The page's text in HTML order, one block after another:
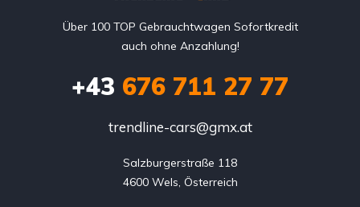
Über 100 TOP Gebrauchtwagen Sofortkredit
auch ohne Anzahlung!
+43 676 711 27 77
trendline-cars@gmx.at
Salzburgerstraße 118
4600 Wels, Österreich